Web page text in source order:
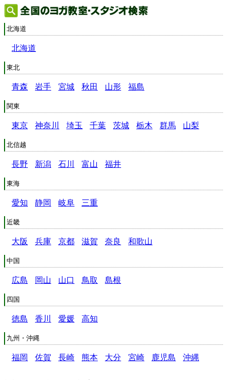
北海道
北海道
東北
青森 岩手 宮城 秋田 山形 福島
関東
東京 神奈川 埼玉 千葉 茨城 栃木 群馬 山梨
北信越
長野 新潟 石川 富山 福井
東海
愛知 静岡 岐阜 三重
近畿
大阪 兵庫 京都 滋賀 奈良 和歌山
中国
広島 岡山 山口 鳥取 島根
四国
徳島 香川 愛媛 高知
九州・沖縄
福岡 佐賀 長崎 熊本 大分 宮崎 鹿児島 沖縄